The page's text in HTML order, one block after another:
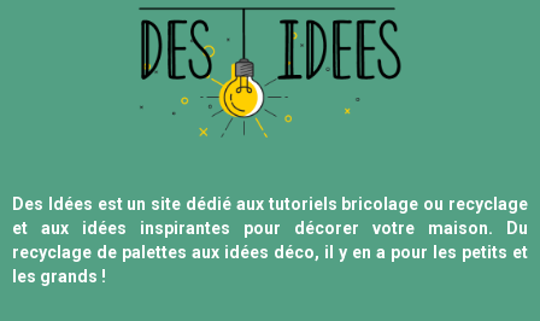
Des Idées est un site dédié aux tutoriels bricolage ou recyclage
et aux idées inspirantes pour décorer votre maison. Du
recyclage de palettes aux idées déco, il y en a pour les petits et
les grands !